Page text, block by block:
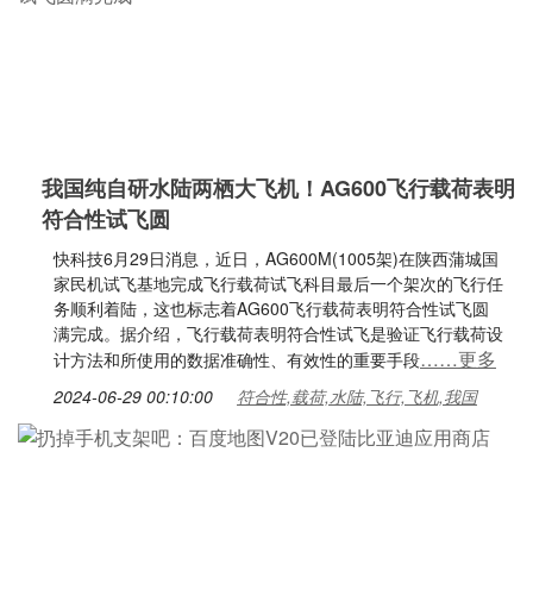
我国纯自研水陆两栖大飞机！AG600飞行载荷表明
符合性试飞圆
快科技6月29日消息，近日，AG600M(1005架)在陕西蒲城国
家民机试飞基地完成飞行载荷试飞科目最后一个架次的飞行任
务顺利着陆，这也标志着AG600飞行载荷表明符合性试飞圆
满完成。据介绍，飞行载荷表明符合性试飞是验证飞行载荷设
计方法和所使用的数据准确性、有效性的重要手段……更多
2024-06-29 00:10:00 符合性,载荷,水陆,飞行,飞机,我国